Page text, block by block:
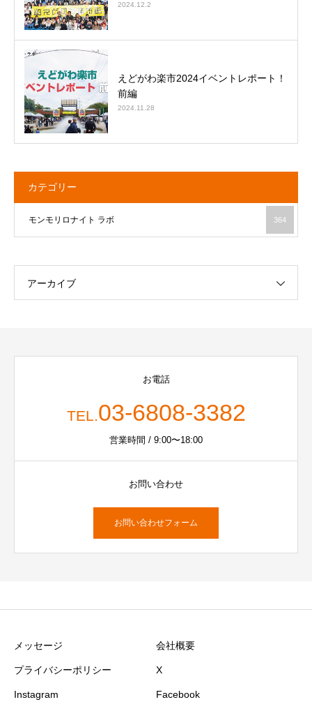
2024.12.2
えどがわ楽市2024イベントレポート！
前編
2024.11.28
カテゴリー
モンモリロナイト ラボ 364
アーカイブ
お電話
TEL.03-6808-3382
営業時間 / 9:00〜18:00
お問い合わせ
お問い合わせフォーム
メッセージ 会社概要
プライバシーポリシー X
Instagram Facebook